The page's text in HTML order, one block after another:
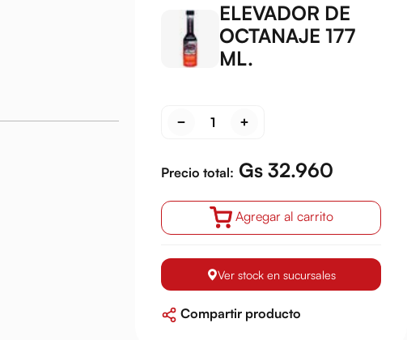
ELEVADOR DE
OCTANAJE 177
ML.
Precio total: Gs 32.960
Agregar al carrito
Ver stock en sucursales
Compartir producto